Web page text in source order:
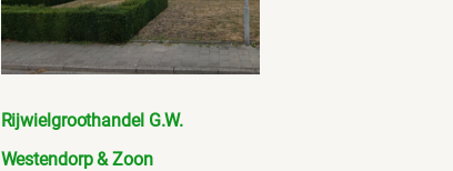
Rijwielgroothandel G.W.
Westendorp & Zoon